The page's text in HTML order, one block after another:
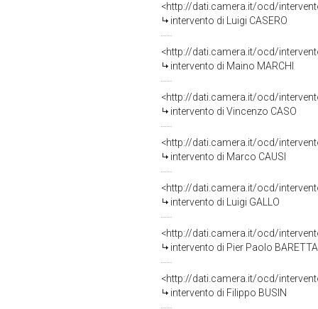
<http://dati.camera.it/ocd/
intervento di Luigi CASERO
<http://dati.camera.it/ocd/
intervento di Maino MARCHI
<http://dati.camera.it/ocd/
intervento di Vincenzo CASO
<http://dati.camera.it/ocd/
intervento di Marco CAUSI
<http://dati.camera.it/ocd/
intervento di Luigi GALLO
<http://dati.camera.it/ocd/
intervento di Pier Paolo BARETTA
<http://dati.camera.it/ocd/
intervento di Filippo BUSIN